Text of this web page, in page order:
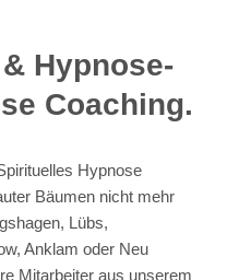
Hypnose-
Coaching.
Hypnose
Bäumen nicht mehr
Lübs,
Anklam oder Neu
Mitarbeiter aus unserem